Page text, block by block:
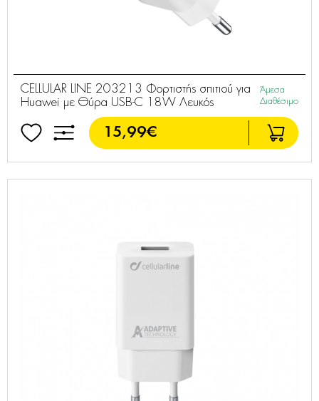
CELLULAR LINE 203213 Φορτιστής σπιτιού για
Huawei με Θύρα USB-C 18W Λευκός
Άμεσα
Διαθέσιμο
15,99€